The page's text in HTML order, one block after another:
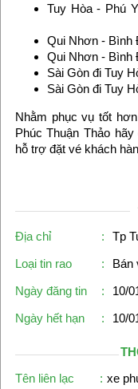
Tuy Hòa -
Qui Nhơn - Bình
Qui Nhơn - Bình
Sài Gòn đi
Sài Gòn đi Tuy
Nhằm phục vụ tốt
Phúc Thuận Thảo
hỗ trợ đặt vé khách
Địa chỉ :
Tp
Loại tin rao
:
Bán
Ngày đăng tin
:
10/
Ngày hết hạn
: 10/
Tên liên lạc
: xe